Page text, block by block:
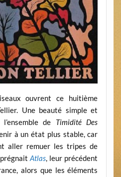
ouvrent ce huitième
Une beauté simple et
de Timidité Des
à un état plus stable, car
aller remuer les tripes de
Atlas, leur précédent
alors que les éléments